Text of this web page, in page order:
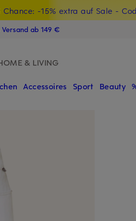
Chance: -15% extra auf Sale -
Willkommensgutschein mit
ab 149 €
& LIVING
Accessoires Sport Beauty